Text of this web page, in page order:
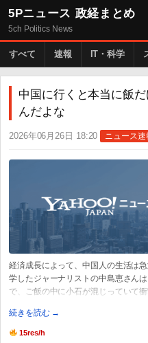
5Pニュース 政経まとめ
5ch Politics News
すべて 速報 IT・科学
中国に行くと本当に飯
んだよな
2026年06月26日 18:20 ニュース速
経済成長によって、中国人の生活は
学したジャーナリストの中島恵さん
で、ご飯の中に小石が混じっていて
続きを読む →
15res/h